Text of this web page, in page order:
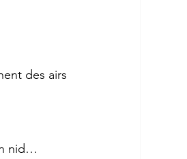
des airs
nid…